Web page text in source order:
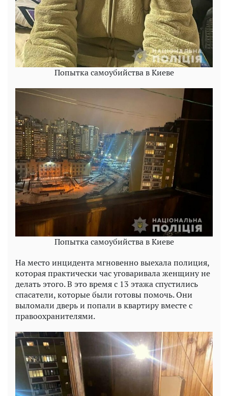
Попытка самоубийства в Киеве
Попытка самоубийства в Киеве
На место инцидента мгновенно выехала полиция,
которая практически час уговаривала женщину не
делать этого. В это время с 13 этажа спустились
спасатели, которые были готовы помочь. Они
выломали дверь и попали в квартиру вместе с
правоохранителями.